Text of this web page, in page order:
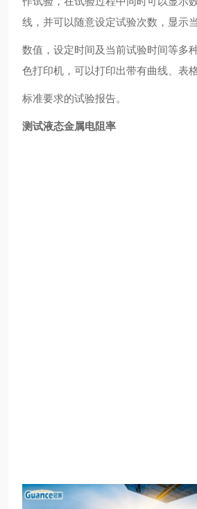
线，并可以随意设定试验次数，显示
数值，设定时间及当前试验时间等多
色打印机，可以打印出带有曲线、表
标准要求的试验报告。
测试液态金属电阻率